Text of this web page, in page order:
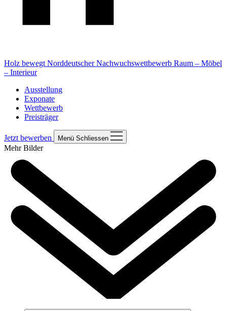
Holz bewegt Norddeutscher Nachwuchswettbewerb Raum – Möbel
– Interieur
Ausstellung
Exponate
Wettbewerb
Preisträger
Jetzt bewerben Menü Schliessen
Mehr Bilder